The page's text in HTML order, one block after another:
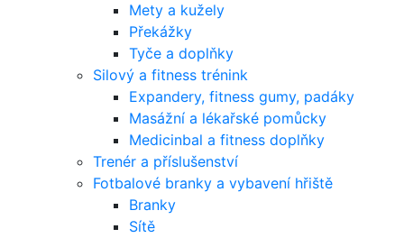
Mety a kužely
Překážky
Tyče a doplňky
Silový a fitness trénink
Expandery, fitness gumy, padáky
Masážní a lékařské pomůcky
Medicinbal a fitness doplňky
Trenér a příslušenství
Fotbalové branky a vybavení hřiště
Branky
Sítě